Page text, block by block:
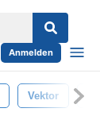
Anmelden
Vektor